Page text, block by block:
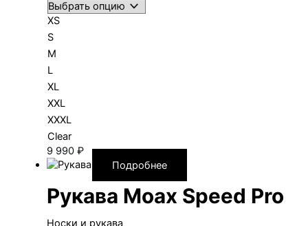
XS
S
M
L
XL
XXL
XXXL
Clear
9 990 ₽
Подробнее
Рукава Moax Speed Pro
Носки и рукава